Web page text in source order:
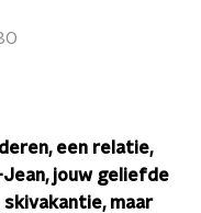
een relatie,
jouw geliefde
maar